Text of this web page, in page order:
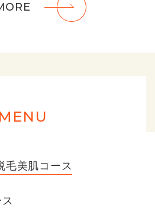
MENU
毛美肌コース